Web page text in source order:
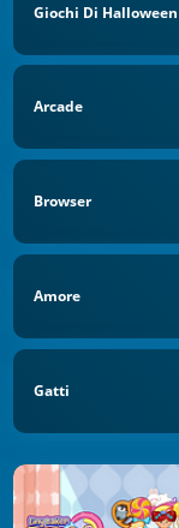
Giochi Di Halloween
Arcade
Browser
Amore
Gatti